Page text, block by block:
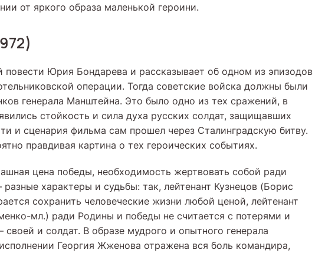
от яркого образа маленькой героини.
Юрия Бондарева и рассказывает об одном из эпизодов
операции. Тогда советские войска должны были
генерала Манштейна. Это было одно из тех сражений, в
стойкость и сила духа русских солдат, защищавших
и сценария фильма сам прошел через Сталинградскую битву.
правдивая картина о тех героических событиях.
цена победы, необходимость жертвовать собой ради
характеры и судьбы: так, лейтенант Кузнецов (Борис
сохранить человеческие жизни любой ценой, лейтенант
мл.) ради Родины и победы не считается с потерями и
и солдат. В образе мудрого и опытного генерала
Георгия Жженова отражена вся боль командира,